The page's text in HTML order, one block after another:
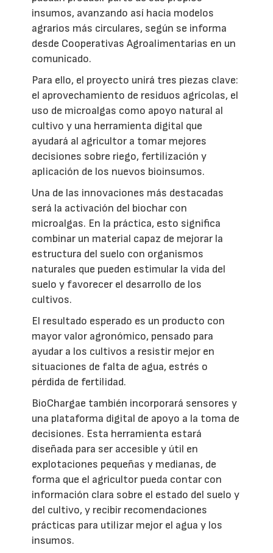
insumos, avanzando así hacia modelos
agrarios más circulares, según se informa
desde Cooperativas Agroalimentarias en un
comunicado.
Para ello, el proyecto unirá tres piezas clave:
el aprovechamiento de residuos agrícolas, el
uso de microalgas como apoyo natural al
cultivo y una herramienta digital que
ayudará al agricultor a tomar mejores
decisiones sobre riego, fertilización y
aplicación de los nuevos bioinsumos.
Una de las innovaciones más destacadas
será la activación del biochar con
microalgas. En la práctica, esto significa
combinar un material capaz de mejorar la
estructura del suelo con organismos
naturales que pueden estimular la vida del
suelo y favorecer el desarrollo de los
cultivos.
El resultado esperado es un producto con
mayor valor agronómico, pensado para
ayudar a los cultivos a resistir mejor en
situaciones de falta de agua, estrés o
pérdida de fertilidad.
BioChargae también incorporará sensores y
una plataforma digital de apoyo a la toma de
decisiones. Esta herramienta estará
diseñada para ser accesible y útil en
explotaciones pequeñas y medianas, de
forma que el agricultor pueda contar con
información clara sobre el estado del suelo y
del cultivo, y recibir recomendaciones
prácticas para utilizar mejor el agua y los
insumos.